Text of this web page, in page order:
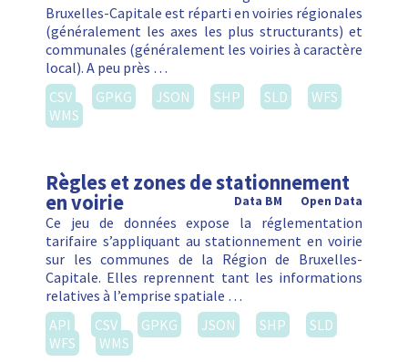
Bruxelles-Capitale est réparti en voiries régionales
(généralement les axes les plus structurants) et
communales (généralement les voiries à caractère
local). A peu près …
CSV
GPKG JSON SHP SLD
WFS
WMS
Règles et zones de stationnement
en voirie Open Data
Data BM
Ce jeu de données expose la réglementation
tarifaire s’appliquant au stationnement en voirie
sur les communes de la Région de Bruxelles-
Capitale. Elles reprennent tant les informations
relatives à l’emprise spatiale …
API
CSV GPKG JSON SHP
SLD
WFS
WMS